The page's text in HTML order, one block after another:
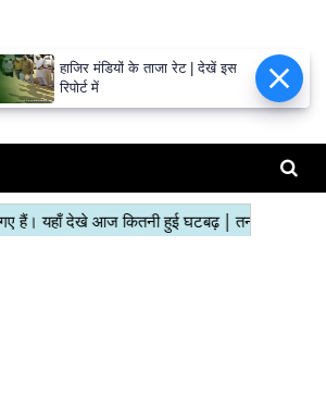
हाजिर मंडियों के ताजा रेट | देखें इस
रिपोर्ट में